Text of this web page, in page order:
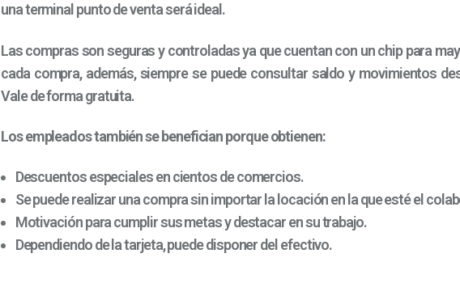
una terminal punto de venta será ideal.
Las compras son seguras y controladas ya que cuentan con un chip para
cada compra, además, siempre se puede consultar saldo y movimientos
Vale de forma gratuita.
Los empleados también se benefician porque obtienen:
Descuentos especiales en cientos de comercios.
Se puede realizar una compra sin importar la locación en la que esté el
Motivación para cumplir sus metas y destacar en su trabajo.
Dependiendo de la tarjeta, puede disponer del efectivo.